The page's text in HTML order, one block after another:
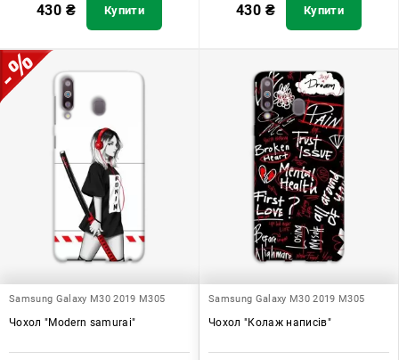
430 ₴ Купити 430 ₴ Купити
Samsung Galaxy M30 2019 M305
Чохол "Modern samurai"
Samsung Galaxy M30 2019 M305
Чохол "Колаж написів"